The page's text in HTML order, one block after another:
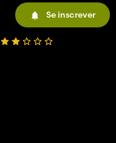
Se inscrever